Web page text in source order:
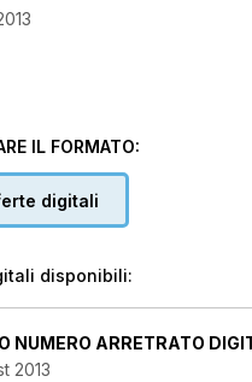
IL FORMATO:
digitali
disponibili:
NUMERO ARRETRATO
2013